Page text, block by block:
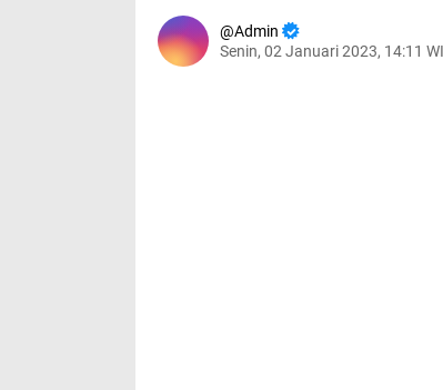
Admin
Senin, 02 Januari 2023, 14:11